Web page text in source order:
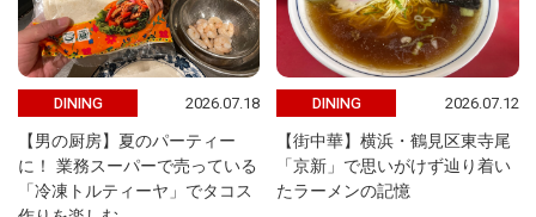
DINING 2026.07.18
【男の厨房】夏のパーティー
に！ 業務スーパーで売っている
「冷凍トルティーヤ」でタコス
DINING 2026.07.12
【街中華】横浜・鶴見区東寺尾
「京新」で思いがけず辿り着い
たラーメンの記憶